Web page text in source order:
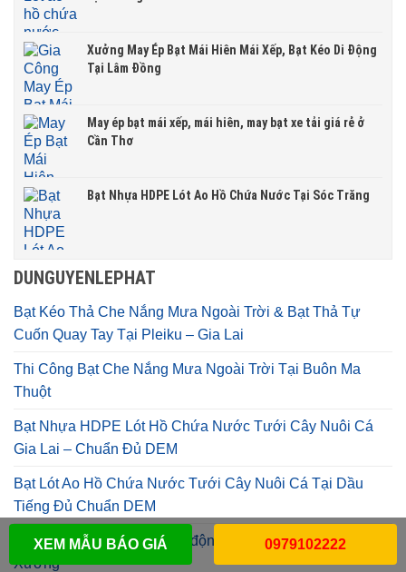
Xưởng May Ép Bạt Mái Hiên Mái Xếp, Bạt Kéo Di Động
Tại Lâm Đồng
May ép bạt mái xếp, mái hiên, may bạt xe tải giá rẻ ở
Cần Thơ
Bạt Nhựa HDPE Lót Ao Hồ Chứa Nước Tại Sóc Trăng
DUNGUYENLEPHAT
Bạt Kéo Thả Che Nắng Mưa Ngoài Trời & Bạt Thả Tự
Cuốn Quay Tay Tại Pleiku – Gia Lai
Thi Công Bạt Che Nắng Mưa Ngoài Trời Tại Buôn Ma
Thuột
Bạt Nhựa HDPE Lót Hồ Chứa Nước Tưới Cây Nuôi Cá
Gia Lai – Chuẩn Đủ DEM
Bạt Lót Ao Hồ Chứa Nước Tưới Cây Nuôi Cá Tại Dầu
Tiếng Đủ Chuẩn DEM
May ép Bạt Mái Che xếp di động tại Đắk Nông Giá Rẻ tại
Xưởng
XEM MẪU BÁO GIÁ 0979102222